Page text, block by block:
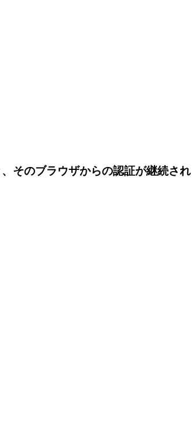
そのブラウザからの認証が継続され